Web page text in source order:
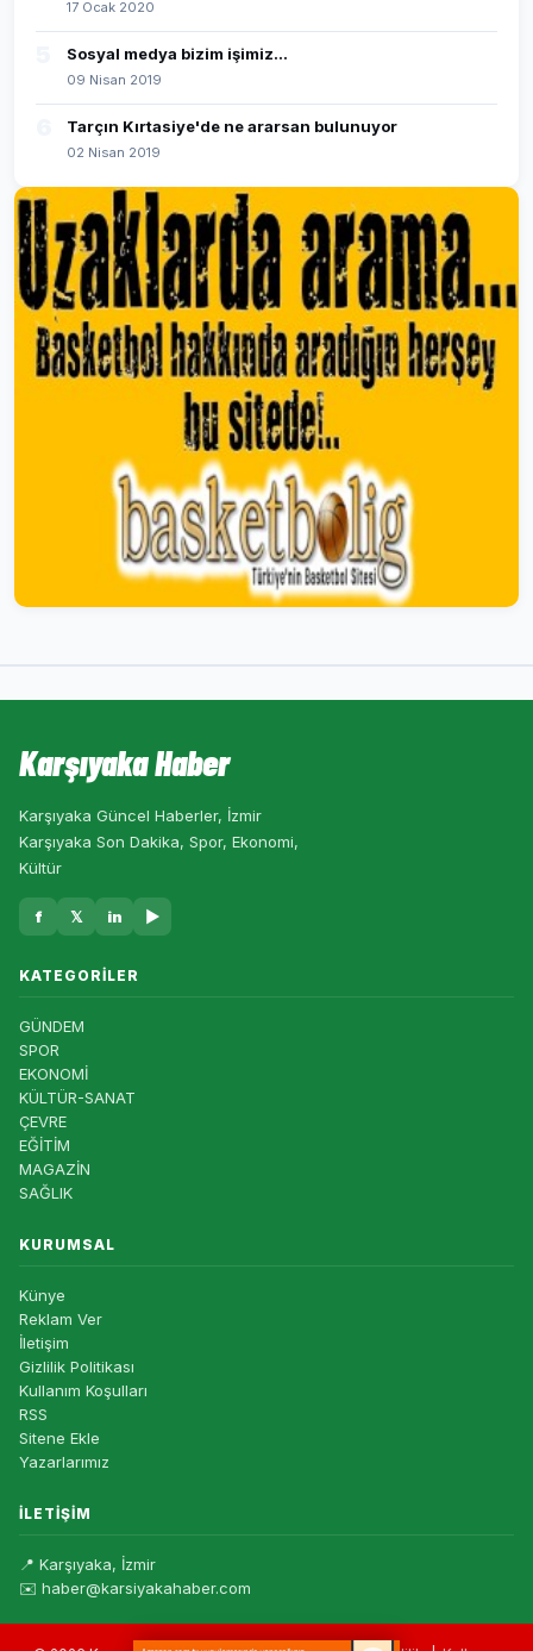
17 Ocak 2020
Sosyal medya bizim işimiz...
09 Nisan 2019
Tarçın Kırtasiye'de ne ararsan bulunuyor
02 Nisan 2019
Karşıyaka Haber
Karşıyaka Güncel Haberler, İzmir
Karşıyaka Son Dakika, Spor, Ekonomi,
Kültür
f 𝕏 in ▶
KATEGORILER
GÜNDEM
SPOR
EKONOMİ
KÜLTÜR-SANAT
ÇEVRE
EĞİTİM
MAGAZİN
SAĞLIK
KURUMSAL
Künye
Reklam Ver
İletişim
Gizlilik Politikası
Kullanım Koşulları
RSS
Sitene Ekle
Yazarlarımız
İLETIŞIM
📍 Karşıyaka, İzmir
✉️ haber@karsiyakahaber.com